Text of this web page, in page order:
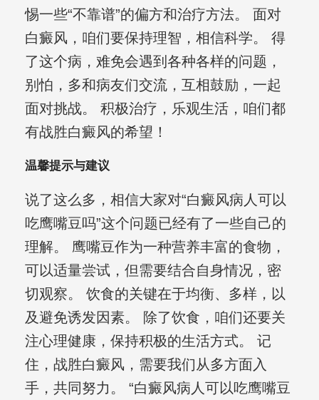
惕一些“不靠谱”的偏方和治疗方法。 面对
白癜风，咱们要保持理智，相信科学。 得
了这个病，难免会遇到各种各样的问题，
别怕，多和病友们交流，互相鼓励，一起
面对挑战。 积极治疗，乐观生活，咱们都
有战胜白癜风的希望！
温馨提示与建议
说了这么多，相信大家对“白癜风病人可以
吃鹰嘴豆吗”这个问题已经有了一些自己的
理解。 鹰嘴豆作为一种营养丰富的食物，
可以适量尝试，但需要结合自身情况，密
切观察。 饮食的关键在于均衡、多样，以
及避免诱发因素。 除了饮食，咱们还要关
注心理健康，保持积极的生活方式。 记
住，战胜白癜风，需要我们从多方面入
手，共同努力。 “白癜风病人可以吃鹰嘴豆